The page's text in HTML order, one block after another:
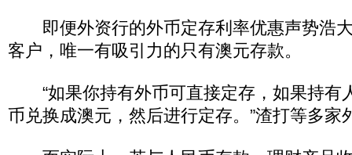
即便外资行的外币定存利率优惠声势浩
客户，唯一有吸引力的只有澳元存款。
“如果你持有外币可直接定存，如果持有
币兑换成澳元，然后进行定存。”渣打等多家